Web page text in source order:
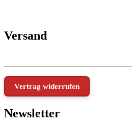
Versand
Vertrag widerrufen
Newsletter